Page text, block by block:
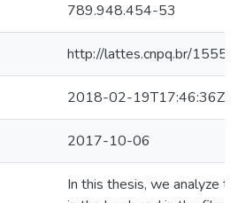
789.948.454-53
http://lattes.cnpq.br/
2018-02-19T17:46:36Z
2017-10-06
In this thesis, we analyze